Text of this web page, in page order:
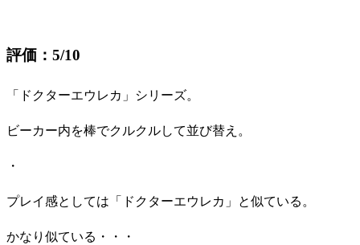
評価：5/10
「ドクターエウレカ」シリーズ。
ビーカー内を棒でクルクルして並び替え。
・
プレイ感としては「ドクターエウレカ」と似ている。
かなり似ている・・・